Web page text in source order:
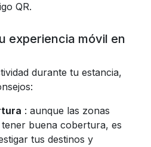
QR.
experiencia móvil en
durante tu estancia,
: aunque las zonas
buena cobertura, es
tus destinos y